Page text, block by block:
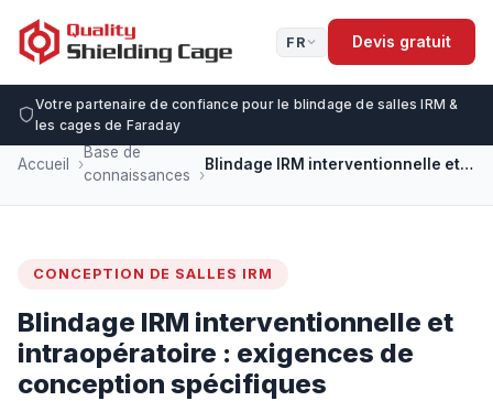
FR Devis gratuit
Votre partenaire de confiance pour le blindage de salles IRM &
les cages de Faraday
Accueil
Base de
connaissances
Blindage IRM interventionnelle et intraopératoire : exigences de conception spécifiques
CONCEPTION DE SALLES IRM
Blindage IRM interventionnelle et
intraopératoire : exigences de
conception spécifiques